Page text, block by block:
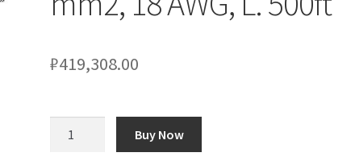
₽419,308.00
Buy Now